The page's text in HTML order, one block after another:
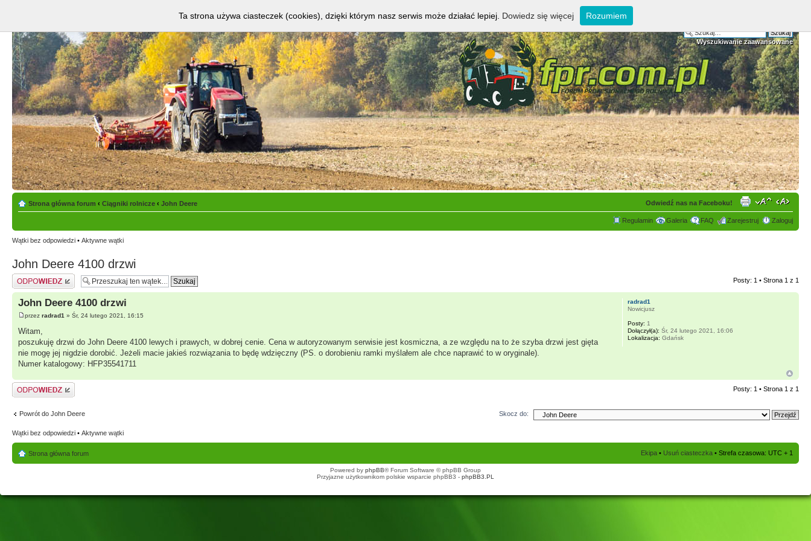
Wyszukiwanie zaawansowane
Strona główna forum ‹ Ciągniki rolnicze ‹ John Deere Odwiedź nas na Faceboku!
Regulamin Galeria FAQ Zarejestruj Zaloguj
Wątki bez odpowiedzi • Aktywne wątki
John Deere 4100 drzwi
Odpowiedz Posty: 1 • Strona 1 z 1
John Deere 4100 drzwi
przez radrad1 » Śr, 24 lutego 2021, 16:15
Witam,
poszukuję drzwi do John Deere 4100 lewych i prawych, w dobrej cenie. Cena w autoryzowanym serwisie jest kosmiczna, a ze względu na to że szyba drzwi jest gięta
nie mogę jej nigdzie dorobić. Jeżeli macie jakieś rozwiązania to będę wdzięczny (PS. o dorobieniu ramki myślałem ale chce naprawić to w oryginale).
Numer katalogowy: HFP35541711
radrad1
Nowicjusz
Posty: 1
Dołączył(a): Śr, 24 lutego 2021, 16:06
Lokalizacja: Gdańsk
Odpowiedz Posty: 1 • Strona 1 z 1
Powrót do John Deere Skocz do:
Wątki bez odpowiedzi • Aktywne wątki
Strona główna forum Ekipa • Usuń ciasteczka • Strefa czasowa: UTC + 1
Powered by phpBB® Forum Software © phpBB Group
Przyjazne użytkownikom polskie wsparcie phpBB3 - phpBB3.PL
Ta strona używa ciasteczek (cookies), dzięki którym nasz serwis może działać lepiej. Dowiedz się więcej Rozumiem